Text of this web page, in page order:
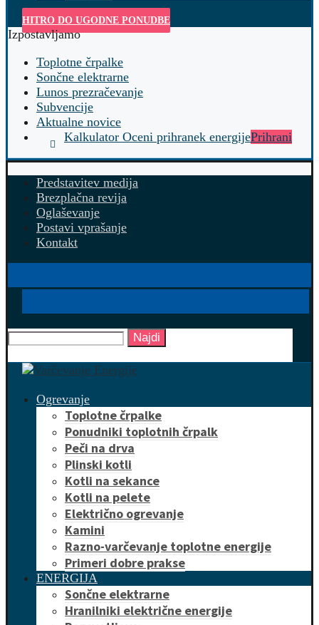
HITRO DO UGODNE PONUDBE
Izpostavljamo
Toplotne črpalke
Sončne elektrarne
Lunos prezračevanje
Subvencije
Aktualne novice
Kalkulator Oceni prihranek energijePrihrani
Predstavitev medija
Brezplačna revija
Oglaševanje
Postavi vprašanje
Kontakt
Najdi
Ogrevanje
Toplotne črpalke
Ponudniki toplotnih črpalk
Peči na drva
Plinski kotli
Kotli na sekance
Kotli na pelete
Električno ogrevanje
Kamini
Razno-varčevanje toplotne energije
Primeri dobre prakse
ENERGIJA
Sončne elektrarne
Hranilniki električne energije